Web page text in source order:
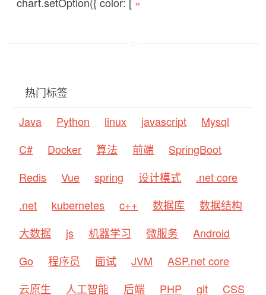
热门标签
Java
Python linux javascript
Mysql
C#
Docker 算法 前端
SpringBoot
Redis
Vue spring 设计模式
.net core
.net
kubernetes c++ 数据库
数据结构
大数据
js 机器学习 微服务
Android
Go
程序员 面试 JVM
ASP.net core
云原生
人工智能 后端 PHP git CSS